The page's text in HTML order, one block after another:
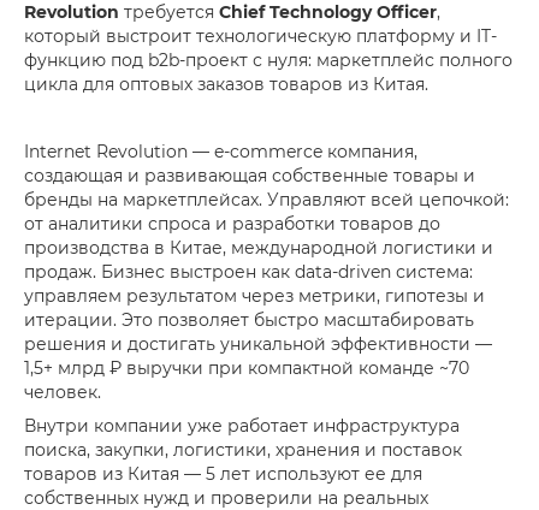
Revolution требуется Chief Technology Officer,
который выстроит технологическую платформу и IT-
функцию под b2b-проект с нуля: маркетплейс полного
цикла для оптовых заказов товаров из Китая.
Internet Revolution — e-commerce компания,
создающая и развивающая собственные товары и
бренды на маркетплейсах. Управляют всей цепочкой:
от аналитики спроса и разработки товаров до
производства в Китае, международной логистики и
продаж. Бизнес выстроен как data-driven система:
управляем результатом через метрики, гипотезы и
итерации. Это позволяет быстро масштабировать
решения и достигать уникальной эффективности —
1,5+ млрд ₽ выручки при компактной команде ~70
человек.
Внутри компании уже работает инфраструктура
поиска, закупки, логистики, хранения и поставок
товаров из Китая — 5 лет используют ее для
собственных нужд и проверили на реальных